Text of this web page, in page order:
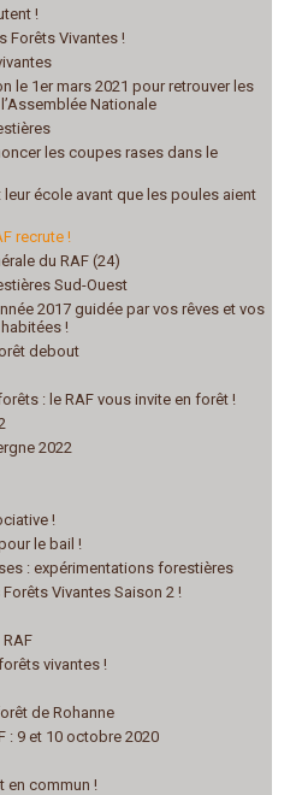
!
Forêts Vivantes !
le 1er mars 2021 pour retrouver les
Nationale
les coupes rases dans le
école avant que les poules aient
recrute !
du RAF (24)
Sud-Ouest
2017 guidée par vos rêves et vos
!
debout
: le RAF vous invite en forêt !
2022
!
le bail !
: expérimentations forestières
Vivantes Saison 2 !
vivantes !
de Rohanne
: 9 et 10 octobre 2020
en commun !